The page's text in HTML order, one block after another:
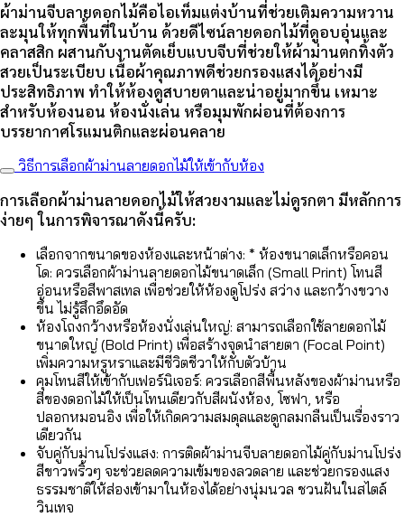
ผ้าม่านจีบลายดอกไม้คือไอเท็มแต่งบ้านที่ช่วยเติมความหวาน
ละมุนให้ทุกพื้นที่ในบ้าน ด้วยดีไซน์ลายดอกไม้ที่ดูอบอุ่นและ
คลาสสิก ผสานกับงานตัดเย็บแบบจีบที่ช่วยให้ผ้าม่านตกทิ้งตัว
สวยเป็นระเบียบ เนื้อผ้าคุณภาพดีช่วยกรองแสงได้อย่างมี
ประสิทธิภาพ ทำให้ห้องดูสบายตาและน่าอยู่มากขึ้น เหมาะ
สำหรับห้องนอน ห้องนั่งเล่น หรือมุมพักผ่อนที่ต้องการ
บรรยากาศโรแมนติกและผ่อนคลาย
วิธีการเลือกผ้าม่านลายดอกไม้ให้เข้ากับห้อง
การเลือกผ้าม่านลายดอกไม้ให้สวยงามและไม่ดูรกตา มีหลักการ
ง่ายๆ ในการพิจารณาดังนี้ครับ:
เลือกจากขนาดของห้องและหน้าต่าง: * ห้องขนาดเล็กหรือคอน
โด: ควรเลือกผ้าม่านลายดอกไม้ขนาดเล็ก (Small Print) โทนสี
อ่อนหรือสีพาสเทล เพื่อช่วยให้ห้องดูโปร่ง สว่าง และกว้างขวาง
ขึ้น ไม่รู้สึกอึดอัด
ห้องโถงกว้างหรือห้องนั่งเล่นใหญ่: สามารถเลือกใช้ลายดอกไม้
ขนาดใหญ่ (Bold Print) เพื่อสร้างจุดนำสายตา (Focal Point)
เพิ่มความหรูหราและมีชีวิตชีวาให้กับตัวบ้าน
คุมโทนสีให้เข้ากับเฟอร์นิเจอร์: ควรเลือกสีพื้นหลังของผ้าม่านหรือ
สีของดอกไม้ให้เป็นโทนเดียวกับสีผนังห้อง, โซฟา, หรือ
ปลอกหมอนอิง เพื่อให้เกิดความสมดุลและดูกลมกลืนเป็นเรื่องราว
เดียวกัน
จับคู่กับม่านโปร่งแสง: การติดผ้าม่านจีบลายดอกไม้คู่กับม่านโปร่ง
สีขาวพริ้วๆ จะช่วยลดความเข้มของลวดลาย และช่วยกรองแสง
ธรรมชาติให้ส่องเข้ามาในห้องได้อย่างนุ่มนวล ชวนฝันในสไตล์
วินเทจ